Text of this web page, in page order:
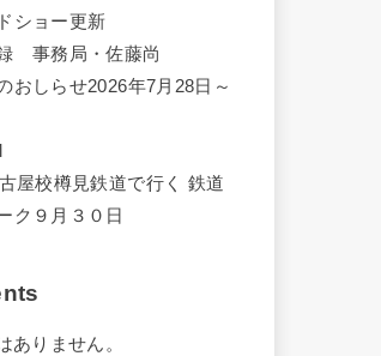
ショー更新
事務局・佐藤尚
しらせ2026年7月28日～
屋校樽見鉄道で行く 鉄道
ク９月３０日
ありません。